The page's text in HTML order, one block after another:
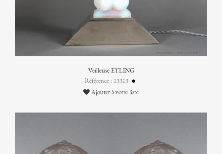
Veilleuse ETLING
Référence : 13313
Ajouter à votre liste